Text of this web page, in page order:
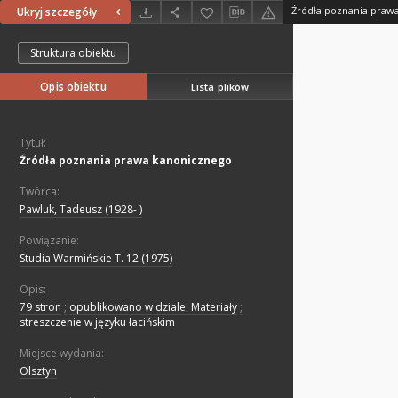
Ukryj szczegóły Źródła poznania
Struktura obiektu
Opis obiektu Lista plików
Tytuł:
Źródła poznania prawa kanonicznego
Twórca:
Pawluk, Tadeusz (1928- )
Powiązanie:
Studia Warmińskie T. 12 (1975)
Opis:
79 stron ; opublikowano w dziale: Materiały ;
streszczenie w języku łacińskim
Miejsce wydania:
Olsztyn